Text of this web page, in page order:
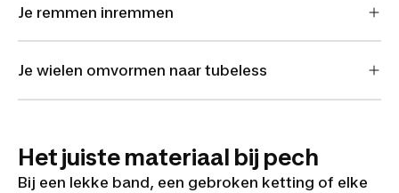
Je remmen inremmen
Je wielen omvormen naar tubeless
Het juiste materiaal bij pech
Bij een lekke band, een gebroken ketting of elke